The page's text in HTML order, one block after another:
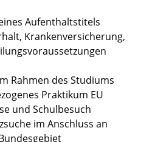
Aufenthaltstitels
Krankenversicherung,
Rahmen des Studiums
Praktikum EU
und Schulbesuch
im Anschluss an